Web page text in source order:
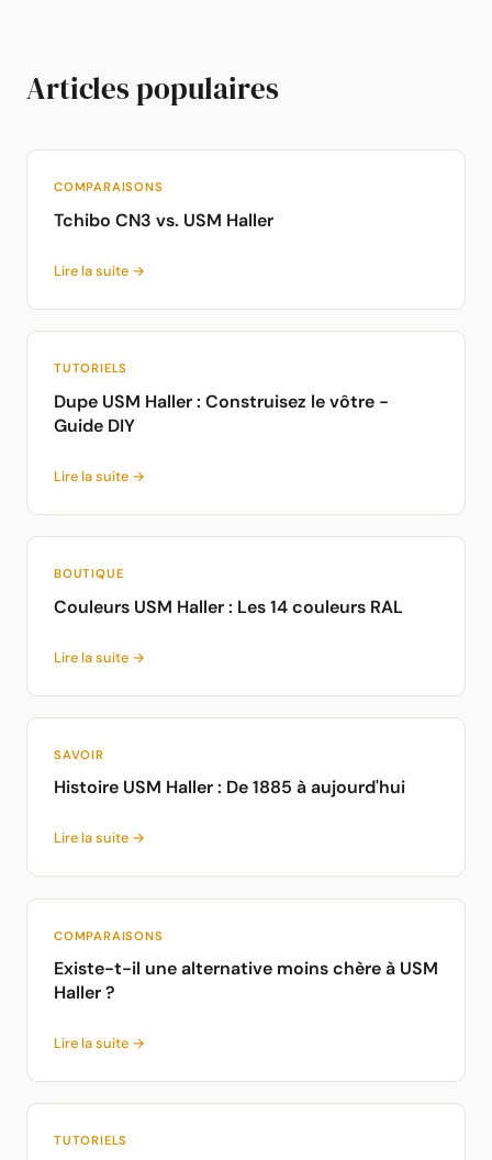
Articles populaires
COMPARAISONS
Tchibo CN3 vs. USM Haller
Lire la suite →
TUTORIELS
Dupe USM Haller : Construisez le vôtre -
Guide DIY
Lire la suite →
BOUTIQUE
Couleurs USM Haller : Les 14 couleurs RAL
Lire la suite →
SAVOIR
Histoire USM Haller : De 1885 à aujourd'hui
Lire la suite →
COMPARAISONS
Existe-t-il une alternative moins chère à USM
Haller ?
Lire la suite →
TUTORIELS